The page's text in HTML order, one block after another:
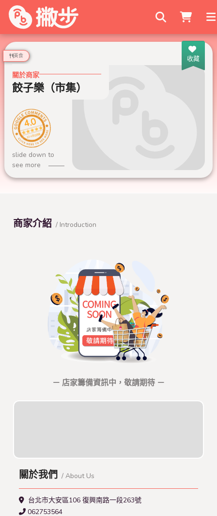
搜尋商家
收藏
美食
關於商家
餃子樂（市集）
4.0
834 則評論
slide down to
see more
商家介紹 / Introduction
－ 店家籌備資訊中，敬請期待 －
關於我們 / About Us
台北市大安區106 復興南路一段263號
062753564